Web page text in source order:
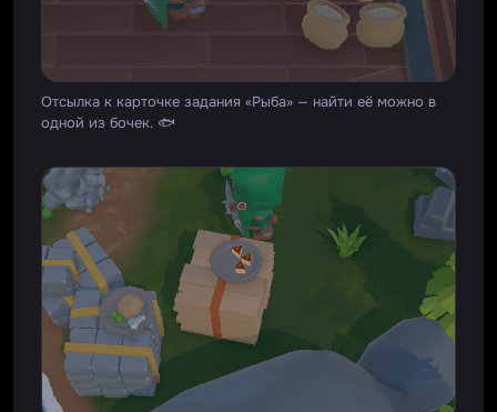
Отсылка к карточке задания «Рыба» — найти её можно в
одной из бочек. 🐟